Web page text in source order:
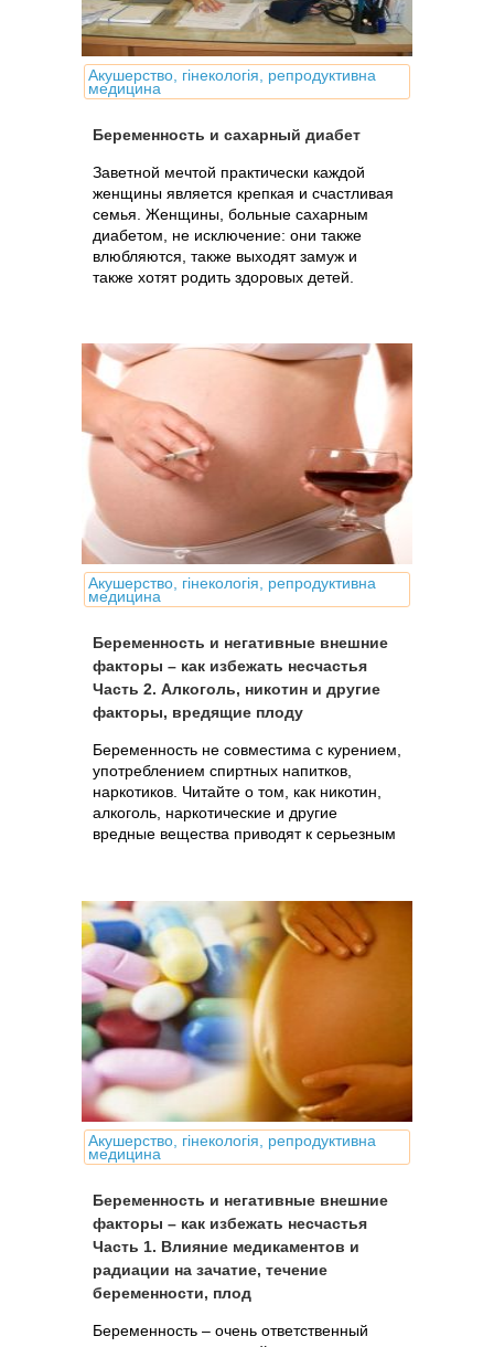
Акушерство, гінекологія, репродуктивна
медицина
Беременность и сахарный диабет
Заветной мечтой практически каждой
женщины является крепкая и счастливая
семья. Женщины, больные сахарным
диабетом, не исключение: они также
влюбляются, также выходят замуж и
также хотят родить здоровых детей.
Акушерство, гінекологія, репродуктивна
медицина
Беременность и негативные внешние
факторы – как избежать несчастья
Часть 2. Алкоголь, никотин и другие
факторы, вредящие плоду
Беременность не совместима с курением,
употреблением спиртных напитков,
наркотиков. Читайте о том, как никотин,
алкоголь, наркотические и другие
вредные вещества приводят к серьезным
Акушерство, гінекологія, репродуктивна
медицина
Беременность и негативные внешние
факторы – как избежать несчастья
Часть 1. Влияние медикаментов и
радиации на зачатие, течение
беременности, плод
Беременность – очень ответственный